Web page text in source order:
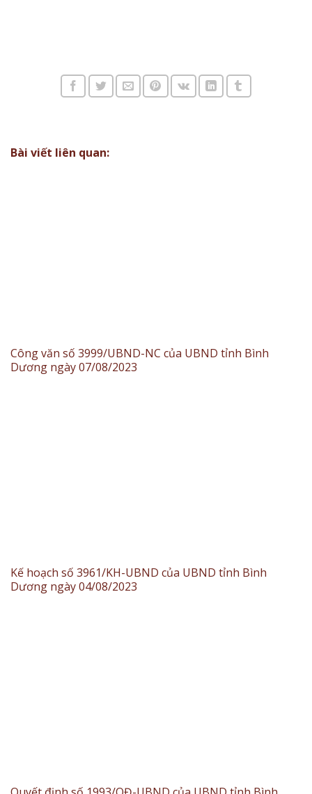
Bài viết liên quan:
Công văn số 3999/UBND-NC của UBND tỉnh Bình
Dương ngày 07/08/2023
Kế hoạch số 3961/KH-UBND của UBND tỉnh Bình
Dương ngày 04/08/2023